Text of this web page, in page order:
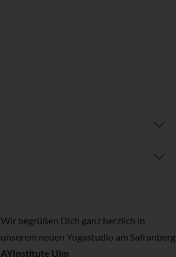
Wir begrüßen Dich ganz herzlich in
unserem neuen Yogastudio am Safranberg.
AYInstitute Ulm